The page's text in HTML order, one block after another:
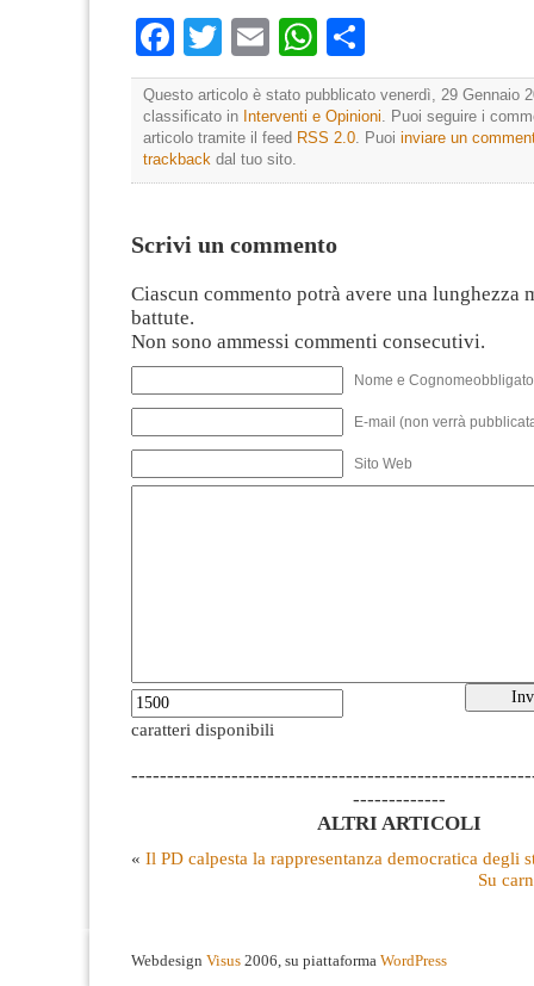
Facebook
TwitterEmailWhatsApp
Questo articolo è stato pubblicato venerdì, 29 Gennaio
classificato in Interventi e Opinioni. Puoi seguire i
articolo tramite il feed RSS 2.0. Puoi inviare un
trackback dal tuo sito.
Scrivi un commento
Ciascun commento potrà avere una lunghezza
battute.
Non sono ammessi commenti consecutivi.
Nome e
E-mail (non verrà
Sito Web
caratteri disponibili
-------------
ALTRI ARTICOLI
« Il PD calpesta la rappresentanza democratica degli
Su
Webdesign Visus 2006, su piattaforma WordPress